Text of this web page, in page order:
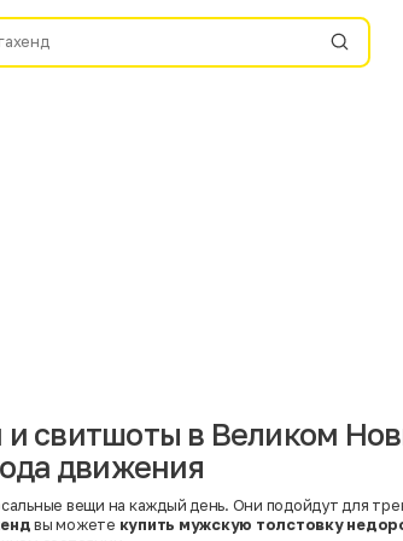
свитшоты в Великом
движения
вещи на каждый день. Они подойдут для
вы можете купить мужскую толстовку